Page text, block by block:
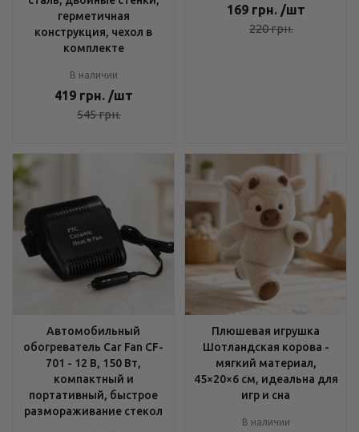
герметичная
конструкция, чехол в
комплекте
В наличии
419 грн. /шт
545грн.
169 грн. /шт
220грн.
Автомобильный
обогреватель Car Fan CF-
701 - 12 В, 150 Вт,
компактный и
портативный, быстрое
размораживание стекол
Плюшевая игрушка
Шотландская корова -
мягкий материал,
45×20×6 см, идеальна для
игр и сна
В наличии